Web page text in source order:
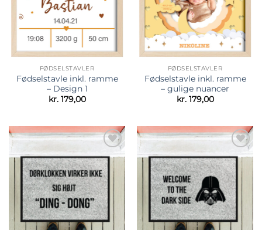
FØDSELSTAVLER
Fødselstavle inkl. ramme
– Design 1
kr.179,00
FØDSELSTAVLER
Fødselstavle inkl. ramme
– gulige nuancer
kr.179,00
Tilføj til
ønskeliste
Tilføj til
ønskeliste